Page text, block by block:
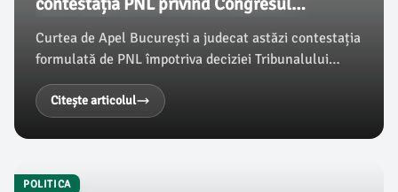
Extraordinar
Curtea de Apel București a judecat astăzi contestația
formulată de PNL împotriva deciziei Tribunalului
București care a suspendat hotărârea de convocare a
Congresului Extraordinar în care a fost aleasă noua
echipă Bolojan. Acesta este primul dintre cele trei
apeluri prezentate de PNL, conform newsbv.ro.
Citește articolul
POLITICA